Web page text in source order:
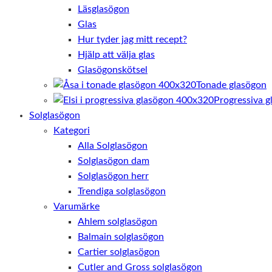
Läsglasögon
Glas
Hur tyder jag mitt recept?
Hjälp att välja glas
Glasögonskötsel
Tonade glasögon
Progressiva
Solglasögon
Kategori
Alla Solglasögon
Solglasögon dam
Solglasögon herr
Trendiga solglasögon
Varumärke
Ahlem solglasögon
Balmain solglasögon
Cartier solglasögon
Cutler and Gross solglasögon